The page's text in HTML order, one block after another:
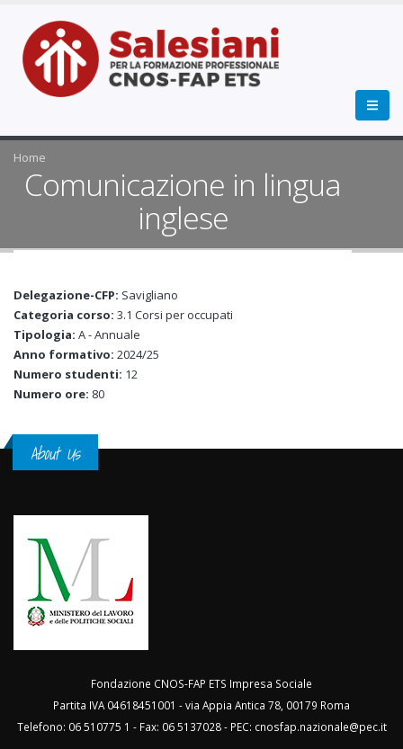
Home
Comunicazione in lingua
inglese
Delegazione-CFP: Savigliano
Categoria corso: 3.1 Corsi per occupati
Tipologia: A - Annuale
Anno formativo: 2024/25
Numero studenti: 12
Numero ore: 80
About Us
Fondazione CNOS-FAP ETS Impresa Sociale
Partita IVA 04618451001 - via Appia Antica 78, 00179 Roma
Telefono: 06 510775 1 - Fax: 06 5137028 - PEC: cnosfap.nazionale@pec.it